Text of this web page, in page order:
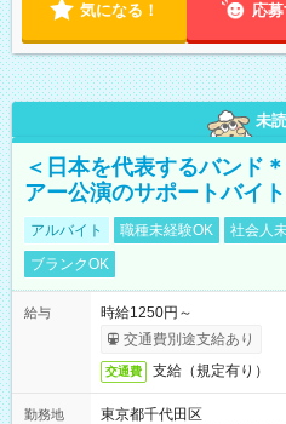
気になる！ 応
未読
＜日本を代表するバンド
アー公演のサポートバイ
アルバイト 職種未経験OK 社会人
ブランクOK
給与
時給1250円～
交通費別途支給あり
交通費 支給（規定有り）
勤務地
東京都千代田区